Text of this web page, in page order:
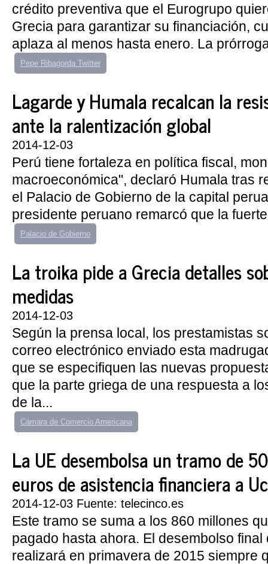
crédito preventiva que el Eurogrupo
Grecia para garantizar su financiación,
aplaza al menos hasta enero. La
Pepe Ribagorda Twitter
Lagarde y Humala recalcan la
ante la ralentización global
2014-12-03
Perú tiene fortaleza en política fiscal,
macroeconómica", declaró Humala tras
el Palacio de Gobierno de la capital
presidente peruano remarcó que la
Palacio de Gobierno
La troika pide a Grecia detalles
medidas
2014-12-03
Según la prensa local, los prestamistas
correo electrónico enviado esta
que se especifiquen las nuevas
que la parte griega de una respuesta a
de la...
Cámara de Comercio Americana
La UE desembolsa un tramo de
euros de asistencia financiera a
2014-12-03 Fuente: telecinco.es
Este tramo se suma a los 860 millones
pagado hasta ahora. El desembolso
realizará en primavera de 2015 siempre